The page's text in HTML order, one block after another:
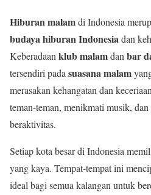
Hiburan malamdi Indonesia
budaya hiburan Indonesiadan
Keberadaan klub malamdan bar
tersendiri pada suasana malam
merasakan kehangatan dan
teman-teman, menikmati musik, dan
beraktivitas.
Setiap kota besar di Indonesia
yang kaya. Tempat-tempat ini
ideal bagi semua kalangan untuk